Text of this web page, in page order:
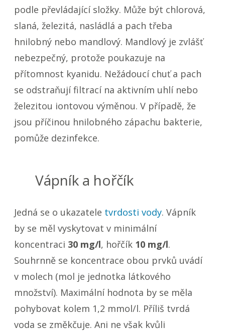
podle převládající složky. Může být chlorová,
slaná, železitá, nasládlá a pach třeba
hnilobný nebo mandlový. Mandlový je zvlášť
nebezpečný, protože poukazuje na
přítomnost kyanidu. Nežádoucí chuť a pach
se odstraňují filtrací na aktivním uhlí nebo
železitou iontovou výměnou. V případě, že
jsou příčinou hnilobného zápachu bakterie,
pomůže dezinfekce.
Vápník a hořčík
Jedná se o ukazatele tvrdosti vody. Vápník
by se měl vyskytovat v minimální
koncentraci 30 mg/l, hořčík 10 mg/l.
Souhrnně se koncentrace obou prvků uvádí
v molech (mol je jednotka látkového
množství). Maximální hodnota by se měla
pohybovat kolem 1,2 mmol/l. Příliš tvrdá
voda se změkčuje. Ani ne však kvůli